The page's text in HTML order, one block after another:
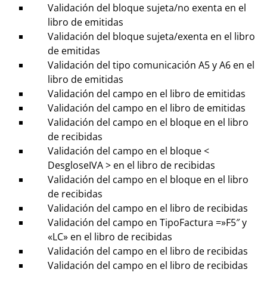
Validación del bloque sujeta/no exenta en el
libro de emitidas
Validación del bloque sujeta/exenta en el libro
de emitidas
Validación del tipo comunicación A5 y A6 en el
libro de emitidas
Validación del campo en el libro de emitidas
Validación del campo en el libro de emitidas
Validación del campo en el bloque en el libro
de recibidas
Validación del campo en el bloque <
DesgloseIVA > en el libro de recibidas
Validación del campo en el bloque en el libro
de recibidas
Validación del campo en el libro de recibidas
Validación del campo en TipoFactura =»F5″ y
«LC» en el libro de recibidas
Validación del campo en el libro de recibidas
Validación del campo en el libro de recibidas